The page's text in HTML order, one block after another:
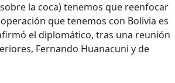
la coca) tenemos que reenfocar
que tenemos con Bolivia es
el diplomático, tras una reunión
Fernando Huanacuni y de